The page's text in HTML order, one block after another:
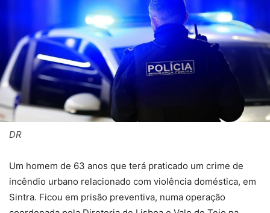
DR
Um homem de 63 anos que terá praticado um crime de
incêndio urbano relacionado com violência doméstica, em
Sintra. Ficou em prisão preventiva, numa operação